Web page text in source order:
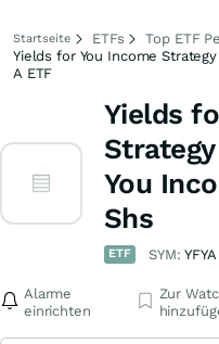
Startseite ETFs
Top ETF
Yields for You Income
A ETF
Yields
You
Shs
ETF SYM:YFYA
Alarme
einrichten
Zur